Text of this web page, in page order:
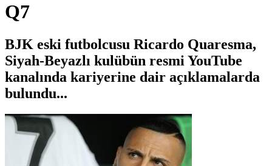
Q7
BJK eski futbolcusu Ricardo Quaresma,
Siyah-Beyazlı kulübün resmi YouTube
kanalında kariyerine dair açıklamalarda
bulundu...